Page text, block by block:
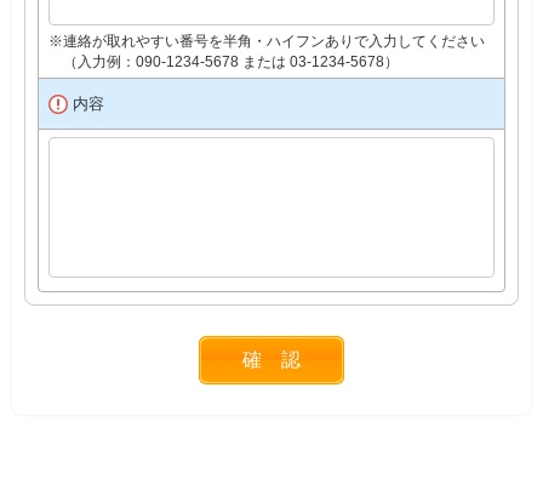
※連絡が取れやすい番号を半角・ハイフンありで入力してください
（入力例：090-1234-5678 または 03-1234-5678）
内容
確 認